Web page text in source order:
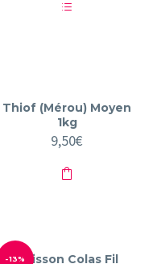
options
peuvent
être
choisies
la
page
Thiof (Mérou) Moyen
1kg
9,50€
-13%Poisson Colas Fil